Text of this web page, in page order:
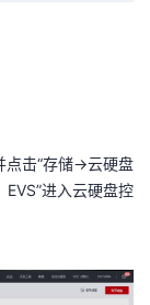
击“存储->云硬盘
EVS”进入云硬盘控